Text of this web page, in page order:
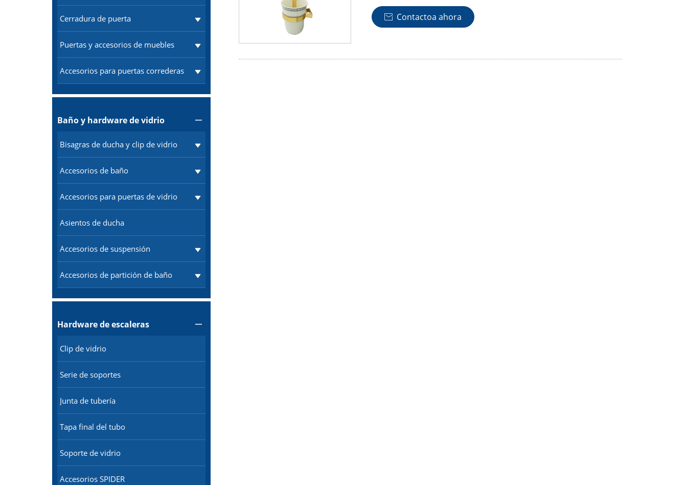
Cerradura de puerta
Puertas y accesorios de muebles
Accesorios para puertas correderas
Baño y hardware de vidrio 
Bisagras de ducha y clip de vidrio
Accesorios de baño
Accesorios para puertas de vidrio
Asientos de ducha
Accesorios de suspensión
Accesorios de partición de baño
Hardware de escaleras 
Clip de vidrio
Serie de soportes
Junta de tubería
Tapa final del tubo
Soporte de vidrio
Accesorios SPIDER
tapa siempre evita que salpicas tus manos mientras limpias
el baño.
 Contactoa ahora